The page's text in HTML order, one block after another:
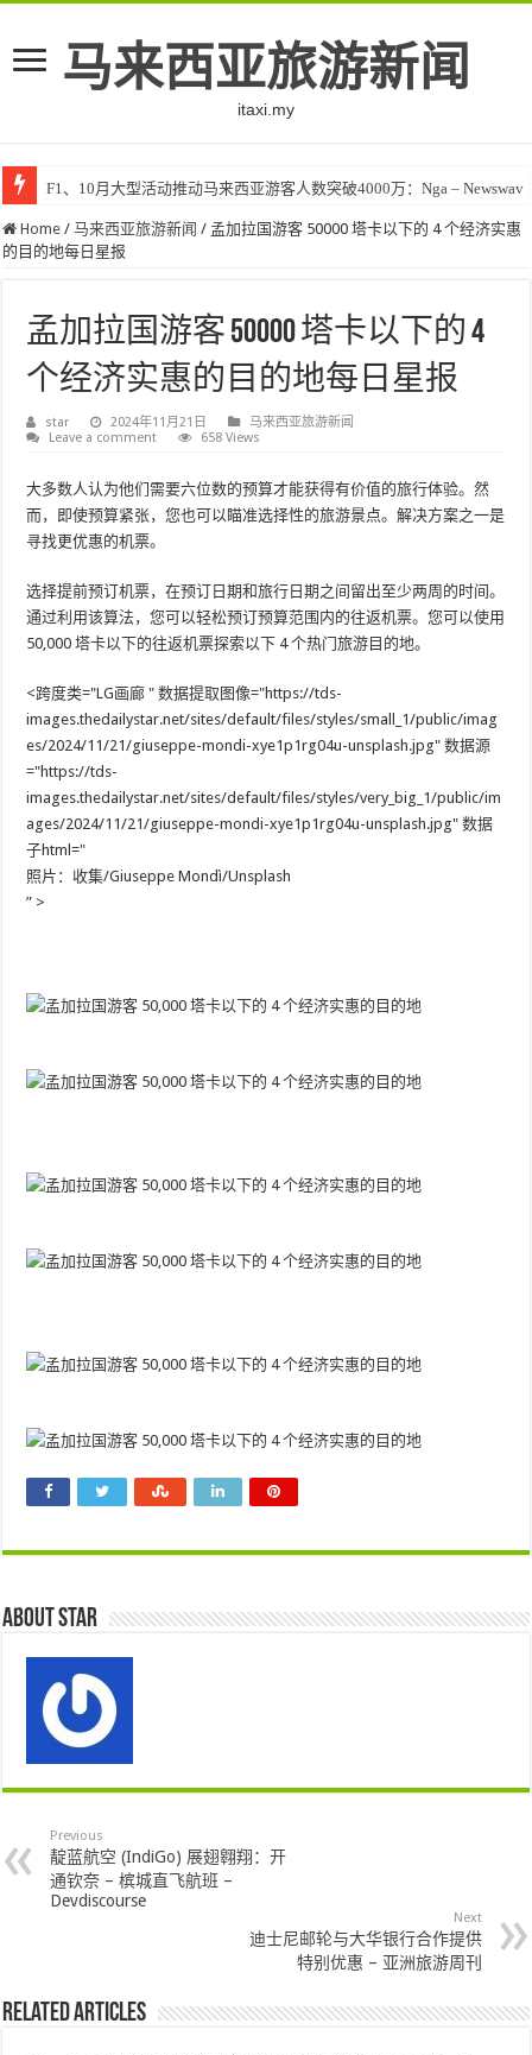
马来西亚旅游新闻
itaxi.my
F1、10月大型活动推动马来西亚游客人数突破4000万：Nga – Newswav
Home / 马来西亚旅游新闻 / 孟加拉国游客 50000 塔卡以下的 4 个经济实惠
的目的地每日星报
孟加拉国游客 50000 塔卡以下的 4
个经济实惠的目的地每日星报
star 2024年11月21日
马来西亚旅游新闻
Leave a comment
658 Views
大多数人认为他们需要六位数的预算才能获得有价值的旅行体验。然
而，即使预算紧张，您也可以瞄准选择性的旅游景点。解决方案之一是
寻找更优惠的机票。
选择提前预订机票，在预订日期和旅行日期之间留出至少两周的时间。
通过利用该算法，您可以轻松预订预算范围内的往返机票。您可以使用
50,000 塔卡以下的往返机票探索以下 4 个热门旅游目的地。
<跨度类="LG画廊 " 数据提取图像="https://tds-
images.thedailystar.net/sites/default/files/styles/small_1/public/imag
es/2024/11/21/giuseppe-mondi-xye1p1rg04u-unsplash.jpg" 数据源
="https://tds-
images.thedailystar.net/sites/default/files/styles/very_big_1/public/im
ages/2024/11/21/giuseppe-mondi-xye1p1rg04u-unsplash.jpg" 数据
子html="
照片：收集/Giuseppe Mondì/Unsplash
” >
About star
Previous
靛蓝航空 (IndiGo) 展翅翱翔：开
通钦奈 – 槟城直飞航班 –
Devdiscourse
Next
迪士尼邮轮与大华银行合作提供
特别优惠 – 亚洲旅游周刊
Related Articles